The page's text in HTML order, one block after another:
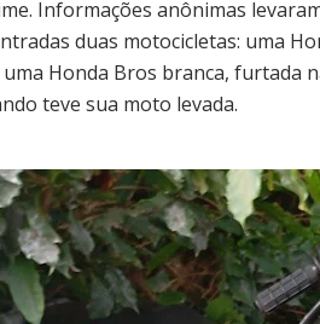
Informações anônimas
duas motocicletas: uma
Honda Bros branca, furtada
teve sua moto levada.